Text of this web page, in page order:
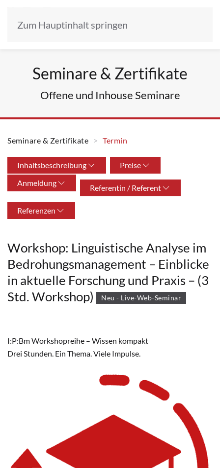
Zum Hauptinhalt springen
Seminare & Zertifikate
Offene und Inhouse Seminare
Seminare & Zertifikate Termin
Inhaltsbeschreibung
Preise
Anmeldung
Referentin / Referent
Referenzen
Workshop: Linguistische Analyse im
Bedrohungsmanagement – Einblicke
in aktuelle Forschung und Praxis – (3
Std. Workshop)
Neu - Live-Web-Seminar
I:P:Bm Workshopreihe – Wissen kompakt
Drei Stunden. Ein Thema. Viele Impulse.